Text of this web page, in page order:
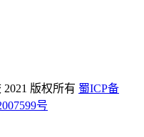
版权所有 蜀ICP备
号